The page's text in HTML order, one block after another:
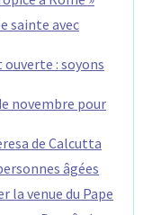
sainte avec
ouverte : soyons
novembre pour
de Calcutta
âgées
la venue du Pape